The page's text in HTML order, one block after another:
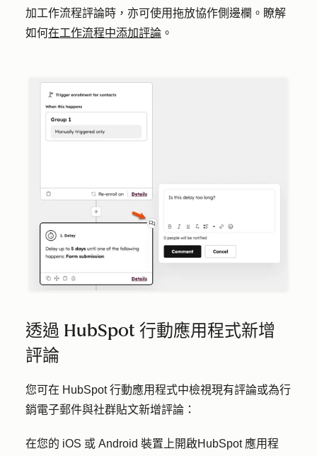
加工作流程評論時，亦可使用拖放協作側邊欄。瞭解
如何在工作流程中添加評論 。
透過 HubSpot 行動應用程式新增
評論
您可在 HubSpot 行動應用程式中檢視現有評論或為行
銷電子郵件與社群貼文新增評論：
在您的 iOS 或 Android 裝置上開啟HubSpot 應用程